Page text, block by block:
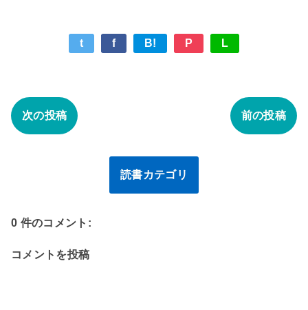
t f B! P L
次の投稿 前の投稿
読書カテゴリ
0 件のコメント:
コメントを投稿